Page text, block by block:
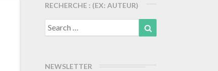
RECHERCHE : (EX: AUTEUR)
Search
for:
NEWSLETTER